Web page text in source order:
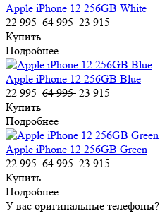
Apple iPhone 12 256GB White
22 995 64 995 23 915
Купить
Подробнее
Apple iPhone 12 256GB Blue
22 995 64 995 23 915
Купить
Подробнее
Apple iPhone 12 256GB Green
22 995 64 995 23 915
Купить
Подробнее
У вас оригинальные телефоны?